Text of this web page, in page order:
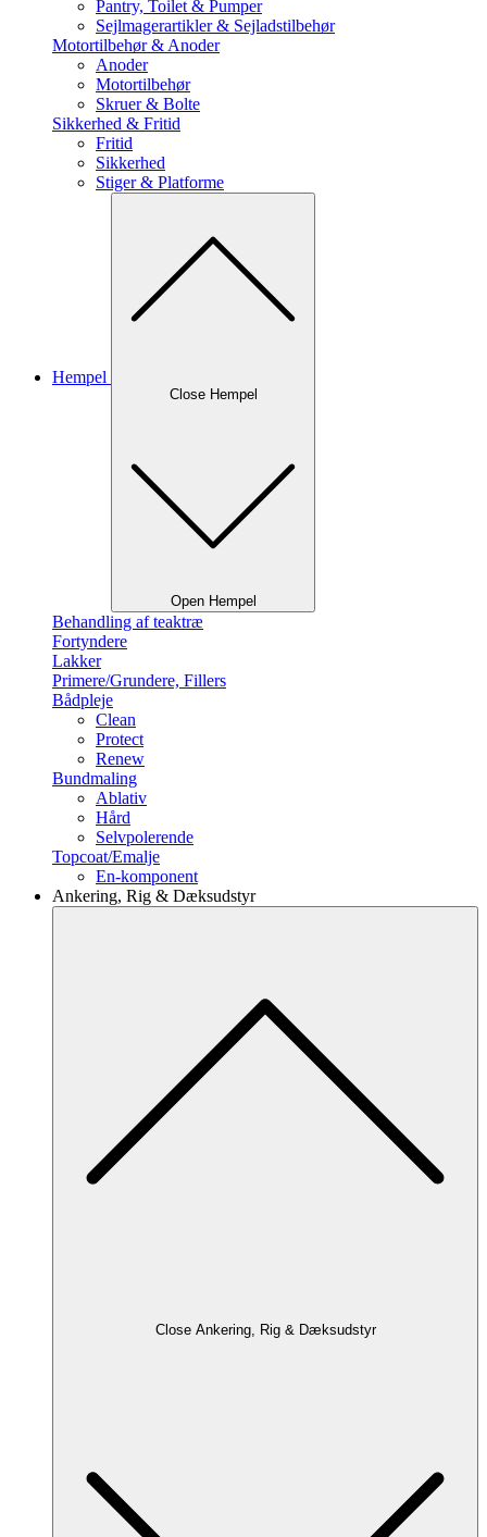
Pantry, Toilet & Pumper
Sejlmagerartikler & Sejladstilbehør
Motortilbehør & Anoder
Anoder
Motortilbehør
Skruer & Bolte
Sikkerhed & Fritid
Fritid
Sikkerhed
Stiger & Platforme
Hempel
Close Hempel
Open Hempel
Behandling af teaktræ
Fortyndere
Lakker
Primere/Grundere, Fillers
Bådpleje
Clean
Protect
Renew
Bundmaling
Ablativ
Hård
Selvpolerende
Topcoat/Emalje
En-komponent
Ankering, Rig & Dæksudstyr
Close Ankering, Rig & Dæksudstyr